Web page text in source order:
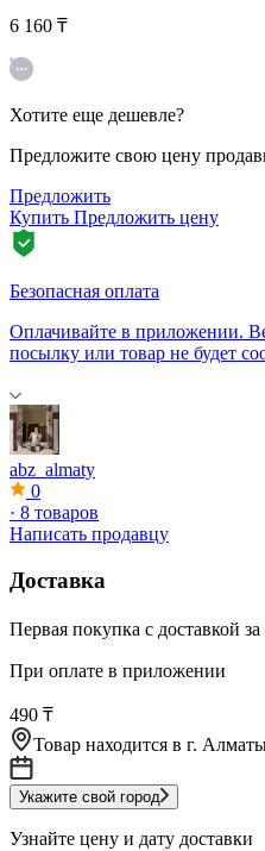
6 160 ₸
Хотите еще дешевле?
Предложите свою цену
Предложить
Купить Предложить цену
Безопасная оплата
Оплачивайте в приложении.
посылку или товар не будет
abz_almaty
0
· 8 товаров
Написать продавцу
Доставка
Первая покупка с доставкой
При оплате в приложении
490 ₸
Товар находится в г.
Укажите свой город
Узнайте цену и дату доставки